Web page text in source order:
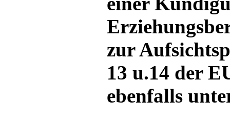
zur
13 u.14 der
ebenfalls